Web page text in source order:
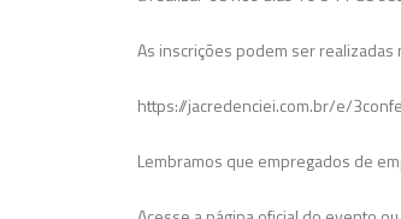
As inscrições podem ser
https://jacredenciei.com.br/e/
Lembramos que empregados de